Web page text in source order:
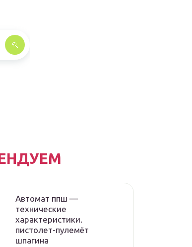
Автомат ппш —
технические
характеристики.
пистолет-пулемёт
шпагина